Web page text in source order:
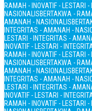
RAMAH - INOVATIF - LESTARI
NASIONALISBERTAKWA -
AMANAH - NASIONALIS
INTEGRITAS - AMANAH -
LESTARI - INTEGRITAS -
INOVATIF - LESTARI -
RAMAH - INOVATIF - LESTARI
NASIONALISBERTAKWA -
AMANAH - NASIONALIS
INTEGRITAS - AMANAH -
LESTARI - INTEGRITAS -
INOVATIF - LESTARI -
RAMAH - INOVATIF - LESTARI